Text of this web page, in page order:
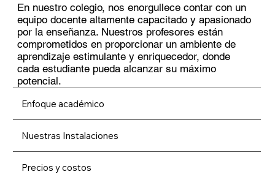
En nuestro colegio, nos enorgullece contar con un
equipo docente altamente capacitado y apasionado
por la enseñanza. Nuestros profesores están
comprometidos en proporcionar un ambiente de
aprendizaje estimulante y enriquecedor, donde
cada estudiante pueda alcanzar su máximo
potencial.
Enfoque académico
Nuestras Instalaciones
Precios y costos